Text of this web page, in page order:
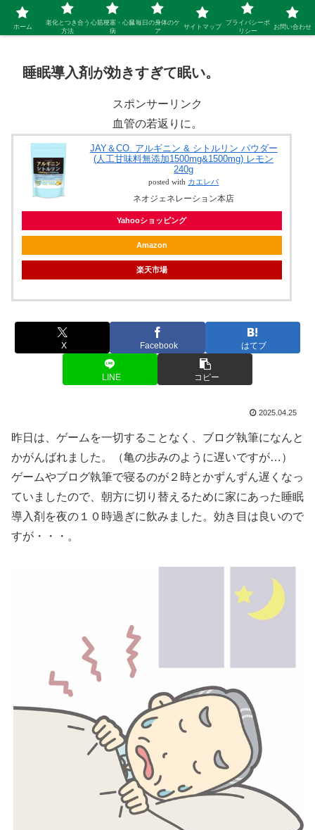
シニア 新しい人生を開拓するブログ
睡眠導入剤が効きすぎて眠い。
スポンサーリンク
血管の若返りに。
JAY＆CO. アルギニン & シトルリン パウダー
(人工甘味料無添加1500mg&1500mg) レモン
240g
posted with カエレバ
ネオジェネレーション本店
Yahooショッピング
Amazon
楽天市場
X Facebook はてブ
LINE コピー
2025.04.25
昨日は、ゲームを一切することなく、ブログ執筆になんと
かがんばれました。（亀の歩みのように遅いですが…）
ゲームやブログ執筆で寝るのが２時とかずんずん遅くなっ
ていましたので、朝方に切り替えるために家にあった睡眠
導入剤を夜の１０時過ぎに飲みました。効き目は良いので
すが・・・。
ホーム
老化とつき合う
方法
心筋梗塞・心臓
病
毎日の身体のケ
ア
サイトマップ
プライバシーポ
リシー
お問い合わせ